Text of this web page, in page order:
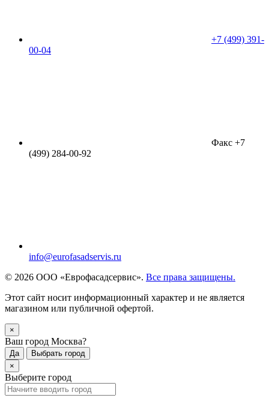
+7 (499) 391-
00-04
Факс +7
(499) 284-00-92
info@eurofasadservis.ru
© 2026 ООО «Еврофасадсервис». Все права защищены.
Этот сайт носит информационный характер и не является
магазином или публичной офертой.
×
Ваш город Москва?
Да
Выбрать город
×
Выберите город